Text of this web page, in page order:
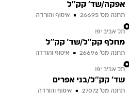
אפקה/שד' קק''ל
תחנה מס׳ 26695
איסוף והורדה
5
תל אביב יפו
מחלף קק''ל/שד' קק''ל
תחנה מס׳ 26696
איסוף והורדה
6
תל אביב יפו
שד' קק''ל/בני אפרים
תחנה מס׳ 27072
איסוף והורדה